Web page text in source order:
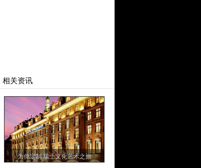
相关资讯
为你定制 瑞士文化艺术之旅